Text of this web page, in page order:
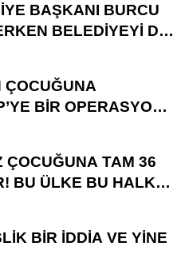
BAŞKANI BURCU
BELEDİYEYİ DE
ÇOCUĞUNA
BİR OPERASYON
ÇOCUĞUNA TAM 36
BU ÜLKE BU HALK
SAVRULDU!
BİR İDDİA VE YİNE